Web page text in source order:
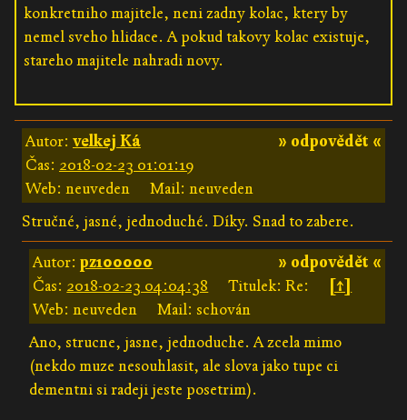
konkretniho majitele, neni zadny kolac, ktery by
nemel sveho hlidace. A pokud takovy kolac existuje,
stareho majitele nahradi novy.
» odpovědět «
Autor: velkej Ká
Čas: 2018-02-23 01:01:19
Web: neuveden
Mail: neuveden
Stručné, jasné, jednoduché. Díky. Snad to zabere.
» odpovědět «
Autor:pz100000
Čas: 2018-02-23 04:04:38 Titulek: Re:
[↑]
Web: neuveden
Mail: schován
Ano, strucne, jasne, jednoduche. A zcela mimo
(nekdo muze nesouhlasit, ale slova jako tupe ci
dementni si radeji jeste posetrim).